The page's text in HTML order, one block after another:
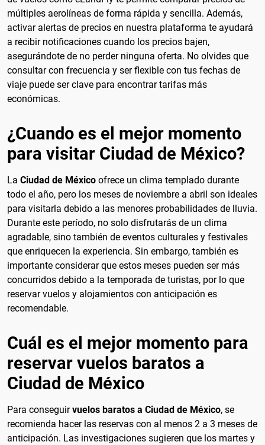
múltiples aerolíneas de forma rápida y sencilla. Además,
activar alertas de precios en nuestra plataforma te ayudará
a recibir notificaciones cuando los precios bajen,
asegurándote de no perder ninguna oferta. No olvides que
consultar con frecuencia y ser flexible con tus fechas de
viaje puede ser clave para encontrar tarifas más
económicas.
¿Cuando es el mejor momento
para visitar Ciudad de México?
La Ciudad de México ofrece un clima templado durante
todo el año, pero los meses de noviembre a abril son ideales
para visitarla debido a las menores probabilidades de lluvia.
Durante este período, no solo disfrutarás de un clima
agradable, sino también de eventos culturales y festivales
que enriquecen la experiencia. Sin embargo, también es
importante considerar que estos meses pueden ser más
concurridos debido a la temporada de turistas, por lo que
reservar vuelos y alojamientos con anticipación es
recomendable.
Cuál es el mejor momento para
reservar vuelos baratos a
Ciudad de México
Para conseguirvuelos baratos a Ciudad de México, se
recomienda hacer las reservas con al menos 2 a 3 meses de
anticipación. Las investigaciones sugieren que los martes y